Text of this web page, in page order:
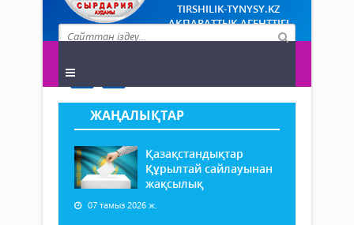
TIRSHILIK-TYNYSY.KZ
АҚПАРАТТЫҚ АГЕНТТІГІ
ЖАҢАЛЫҚТАР
Қазақстандықтар
Құрылтай сайлауынан
жақсылық
07 тамыз 2026 ж.